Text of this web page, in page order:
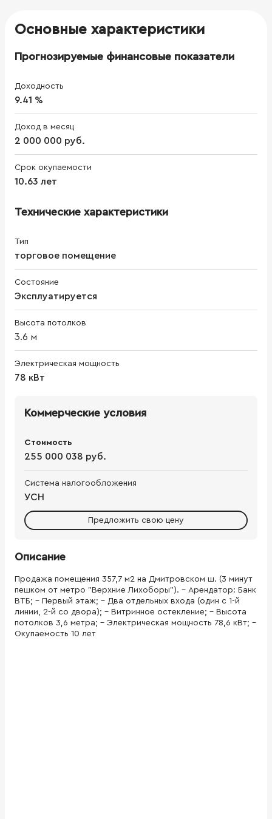
Основные характеристики
Прогнозируемые финансовые показатели
Доходность
9.41 %
Доход в месяц
2 000 000 руб.
Срок окупаемости
10.63 лет
Технические характеристики
Тип
торговое помещение
Состояние
Эксплуатируется
Высота потолков
3.6 м
Электрическая мощность
78 кВт
Коммерческие условия
Стоимость
255 000 038 руб.
Система налогообложения
УСН
Предложить свою цену
Описание
Продажа помещения 357,7 м2 на Дмитровском ш. (3 минут
пешком от метро "Верхние Лихоборы"). - Арендатор: Банк
ВТБ; - Первый этаж; - Два отдельных входа (один с 1-й
линии, 2-й со двора); - Витринное остекление; - Высота
потолков 3,6 метра; - Электрическая мощность 78,6 кВт; -
Окупаемость 10 лет